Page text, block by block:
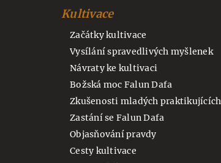
Kultivace
Začátky kultivace
Vysílání spravedlivých myšlenek
Návraty ke kultivaci
Božská moc Falun Dafa
Zkušenosti mladých praktikujících
Zastání se Falun Dafa
Objasňování pravdy
Cesty kultivace